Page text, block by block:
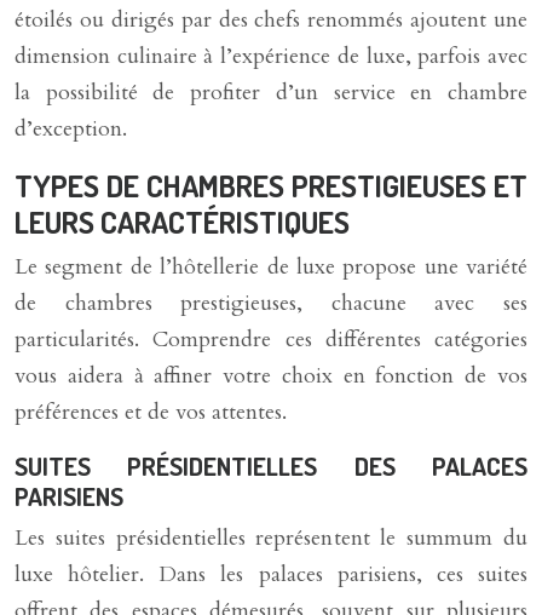
étoilés ou dirigés par des chefs renommés ajoutent une
dimension culinaire à l’expérience de luxe, parfois avec
la possibilité de profiter d’un service en chambre
d’exception.
TYPES DE CHAMBRES PRESTIGIEUSES ET
LEURS CARACTÉRISTIQUES
Le segment de l’hôtellerie de luxe propose une variété
de chambres prestigieuses, chacune avec ses
particularités. Comprendre ces différentes catégories
vous aidera à affiner votre choix en fonction de vos
préférences et de vos attentes.
SUITES PRÉSIDENTIELLES DES PALACES
PARISIENS
Les suites présidentielles représentent le summum du
luxe hôtelier. Dans les palaces parisiens, ces suites